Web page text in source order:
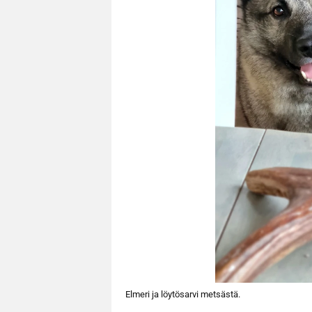
Elmeri ja löytösarvi metsästä.